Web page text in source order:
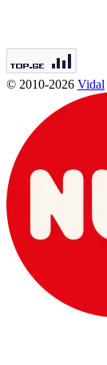
© 2010-2026 Vidal